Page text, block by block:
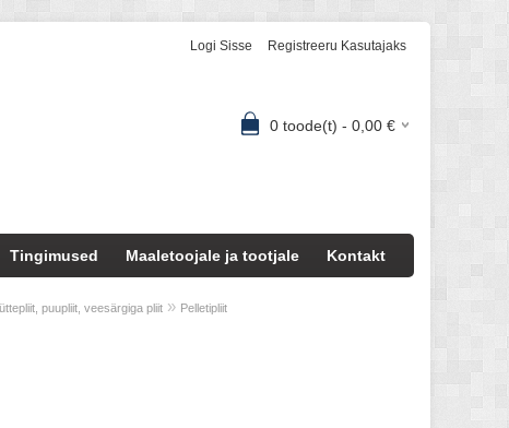
Logi Sisse Registreeru Kasutajaks
0 toode(t) - 0,00 €
Tingimused Maaletoojale ja tootjale Kontakt
puupliit, veesärgiga pliit » Pelletipliit